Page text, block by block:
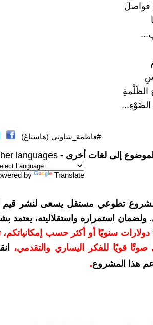
فواصلَ
الظّلْمةِ
الضّوْءِ...
#فاطمة_شاوتي (هاشتاغ)
إلى لغات أخرى - languages
by Translate
تطوعي مستقل يسعى لنشر قيم
ولضمان استمراره واستقلاليته،
بدعمكم بمبلغ 10 دولارات سنويًا أو أكثر حسب
صوتًا قويًا للفكر اليساري والتقدمي،
هذا المشروع.